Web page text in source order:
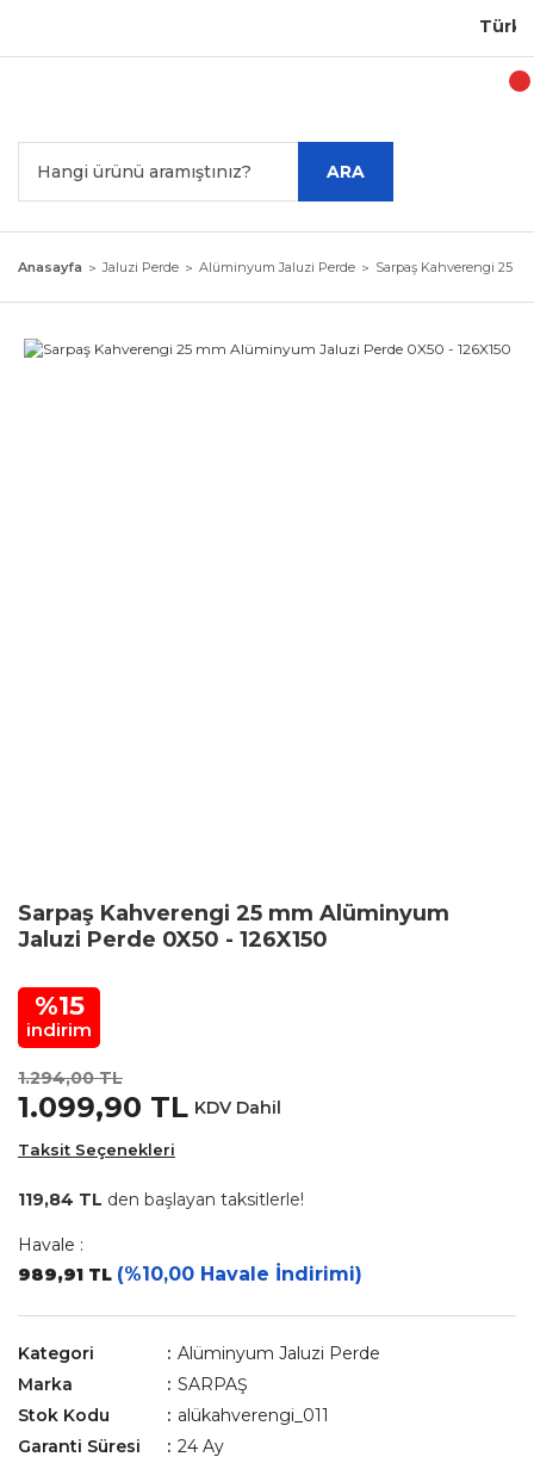
ARA
Anasayfa Jaluzi Perde Alüminyum Jaluzi Perde Sarpaş Kahverengi 25
Sarpaş Kahverengi 25 mm Alüminyum
Jaluzi Perde 0X50 - 126X150
%15
indirim
1.294,00 TL
1.099,90 TL KDV Dahil
Taksit Seçenekleri
119,84 TL den başlayan taksitlerle!
Havale :
989,91 TL (%10,00 Havale İndirimi)
Kategori
Alüminyum Jaluzi Perde
Marka
SARPAŞ
Stok Kodu
alükahverengi_011
Garanti Süresi
24 Ay